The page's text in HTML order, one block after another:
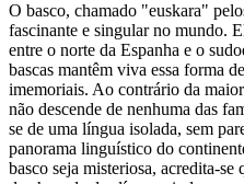
O basco, chamado "euskara"
fascinante e singular no mundo.
entre o norte da Espanha e o
bascas mantêm viva essa forma
imemoriais. Ao contrário da
não descende de nenhuma das
se de uma língua isolada, sem
panorama linguístico do
basco seja misteriosa, acredita-se